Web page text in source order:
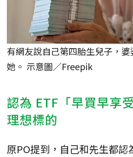
有網友說自己第四胎生兒子，
她。 示意圖／Freepik
認為 ETF「早買早享
理想標的
原PO提到，自己和先生都認